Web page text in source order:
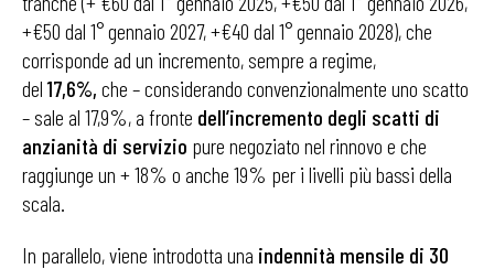
+€50 dal 1° gennaio 2027, +€40 dal 1° gennaio 2028), che
corrisponde ad un incremento, sempre a regime,
del17,6%, che – considerando convenzionalmente uno scatto
– sale al 17,9%, a fronte dell’incremento degli scatti di
anzianità di servizio pure negoziato nel rinnovo e che
raggiunge un + 18% o anche 19% per i livelli più bassi della
scala.
In parallelo, viene introdotta una indennità mensile di 30